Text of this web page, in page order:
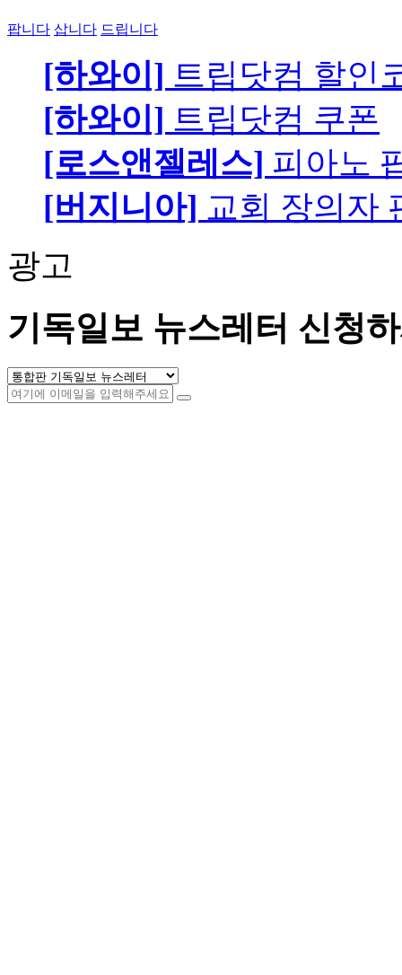
팝니다 삽니다 드립니다
[하와이] 트립닷컴 할인
[하와이] 트립닷컴 쿠폰
[로스앤젤레스] 피아노
[버지니아] 교회 장의자
광고
기독일보 뉴스레터 신청